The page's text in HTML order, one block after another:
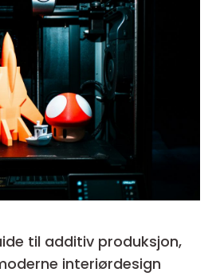
til additiv produksjon,
interiørdesign